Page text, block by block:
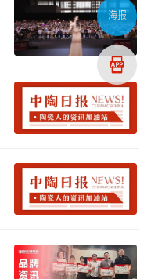
海报